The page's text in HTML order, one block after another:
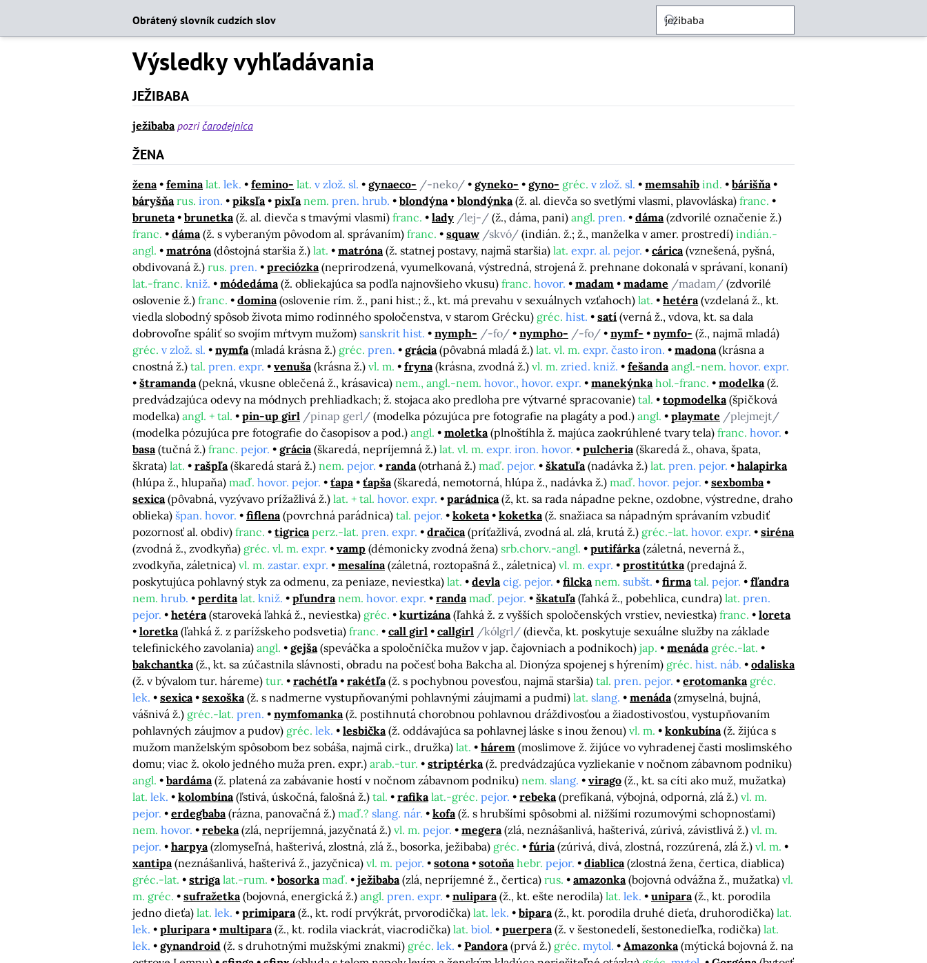
Obrátený slovník cudzích slov
Výsledky vyhľadávania
JEŽIBABA
ježibaba pozričarodejnica
ŽENA
žena femina lat. lek. femino- lat. v zlož. sl. gynaeco- /-neko/ gyneko- gyno- gréc. v zlož. sl. memsahib ind.
bárišňa
báryšňa rus. iron. piksľa pixľa nem. pren. hrub. blondýna blondýnka (ž. al. dievča so svetlými vlasmi, plavovláska) franc.
bruneta
brunetka (ž. al. dievča s tmavými vlasmi) franc. lady /lej-/ (ž., dáma, pani) angl. pren. dáma (zdvorilé označenie ž.)
franc.
dáma (ž. s vyberaným pôvodom al. správaním) franc. squaw /skvó/ (indián. ž.; ž., manželka v amer. prostredí) indián.-
angl.
matróna (dôstojná staršia ž.) lat. matróna (ž. statnej postavy, najmä staršia) lat. expr. al. pejor. cárica (vznešená, pyšná,
obdivovaná ž.) rus. pren. preciózka (neprirodzená, vyumelkovaná, výstredná, strojená ž. prehnane dokonalá v správaní, konaní)
lat.-franc. kniž. módedáma (ž. obliekajúca sa podľa najnovšieho vkusu) franc. hovor. madam madame /madam/ (zdvorilé
oslovenie ž.) franc. domina (oslovenie rím. ž., pani hist.; ž., kt. má prevahu v sexuálnych vzťahoch) lat. hetéra (vzdelaná ž., kt.
viedla slobodný spôsob života mimo rodinného spoločenstva, v starom Grécku) gréc. hist. satí (verná ž., vdova, kt. sa dala
dobrovoľne spáliť so svojím mŕtvym mužom) sanskrit hist. nymph- /-fo/ nympho- /-fo/ nymf- nymfo- (ž., najmä mladá)
gréc. v zlož. sl. nymfa (mladá krásna ž.) gréc. pren. grácia (pôvabná mladá ž.) lat. vl. m. expr. často iron. madona (krásna a
cnostná ž.) tal. pren. expr. venuša (krásna ž.) vl. m. fryna (krásna, zvodná ž.) vl. m. zried. kniž. fešanda angl.-nem. hovor. expr.
štramanda (pekná, vkusne oblečená ž., krásavica) nem., angl.-nem. hovor., hovor. expr. manekýnka hol.-franc. modelka (ž.
predvádzajúca odevy na módnych prehliadkach; ž. stojaca ako predloha pre výtvarné spracovanie) tal. topmodelka (špičková
modelka) angl. + tal. pin-up girl /pinap gerl/ (modelka pózujúca pre fotografie na plagáty a pod.) angl. playmate /plejmejt/
(modelka pózujúca pre fotografie do časopisov a pod.) angl. moletka (plnoštíhla ž. majúca zaokrúhlené tvary tela) franc. hovor.
basa (tučná ž.) franc. pejor. grácia (škaredá, nepríjemná ž.) lat. vl. m. expr. iron. hovor. pulcheria (škaredá ž., ohava, špata,
škrata) lat. rašpľa (škaredá stará ž.) nem. pejor. randa (otrhaná ž.) maď. pejor. škatuľa (nadávka ž.) lat. pren. pejor.
halapirka
(hlúpa ž., hlupaňa) maď. hovor. pejor. ťapa ťapša (škaredá, nemotorná, hlúpa ž., nadávka ž.) maď. hovor. pejor.
sexbomba
sexica (pôvabná, vyzývavo prížažlivá ž.) lat. + tal. hovor. expr. parádnica (ž, kt. sa rada nápadne pekne, ozdobne, výstredne, draho
oblieka) špan. hovor. fiflena (povrchná parádnica) tal. pejor. koketa koketka (ž. snažiaca sa nápadným správaním vzbudiť
pozornosť al. obdiv) franc. tigrica perz.-lat. pren. expr. dračica (príťažlivá, zvodná al. zlá, krutá ž.) gréc.-lat. hovor. expr.
siréna
(zvodná ž., zvodkyňa) gréc. vl. m. expr. vamp (démonicky zvodná žena) srb.chorv.-angl. putifárka (záletná, neverná ž.,
zvodkyňa, záletnica) vl. m. zastar. expr. mesalína (záletná, roztopašná ž., záletnica) vl. m. expr. prostitútka (predajná ž.
poskytujúca pohlavný styk za odmenu, za peniaze, neviestka) lat. devla cig. pejor. filcka nem. subšt. firma tal. pejor.
fľandra
nem. hrub. perdita lat. kniž. pľundra nem. hovor. expr. randa maď. pejor. škatuľa (ľahká ž., pobehlica, cundra) lat. pren.
pejor.
hetéra (staroveká ľahká ž., neviestka) gréc. kurtizána (ľahká ž. z vyšších spoločenských vrstiev, neviestka) franc.
loreta
loretka (ľahká ž. z parížskeho podsvetia) franc. call girl callgirl /kólgrl/ (dievča, kt. poskytuje sexuálne služby na základe
telefinického zavolania) angl. gejša (speváčka a spoločníčka mužov v jap. čajovniach a podnikoch) jap. menáda gréc.-lat.
bakchantka (ž., kt. sa zúčastnila slávnosti, obradu na počesť boha Bakcha al. Dionýza spojenej s hýrením) gréc. hist. náb.
odaliska
(ž. v bývalom tur. háreme) tur. rachétľa rakétľa (ž. s pochybnou povesťou, najmä staršia) tal. pren. pejor. erotomanka gréc.
lek.
sexica sexoška (ž. s nadmerne vystupňovanými pohlavnými záujmami a pudmi) lat. slang. menáda (zmyselná, bujná,
vášnivá ž.) gréc.-lat. pren. nymfomanka (ž. postihnutá chorobnou pohlavnou dráždivosťou a žiadostivosťou, vystupňovaním
pohlavných záujmov a pudov) gréc. lek. lesbička (ž. oddávajúca sa pohlavnej láske s inou ženou) vl. m. konkubína (ž. žijúca s
mužom manželským spôsobom bez sobáša, najmä cirk., družka) lat. hárem (moslimove ž. žijúce vo vyhradenej časti moslimského
domu; viac ž. okolo jedného muža pren. expr.) arab.-tur. striptérka (ž. predvádzajúca vyzliekanie v nočnom zábavnom podniku)
angl.
bardáma (ž. platená za zabávanie hostí v nočnom zábavnom podniku) nem. slang. virago (ž., kt. sa cíti ako muž, mužatka)
lat. lek. kolombína (ľstivá, úskočná, falošná ž.) tal. rafika lat.-gréc. pejor. rebeka (prefíkaná, výbojná, odporná, zlá ž.) vl. m.
pejor.
erdegbaba (rázna, panovačná ž.) maď.? slang. nár. kofa (ž. s hrubšími spôsobmi al. nižšími rozumovými schopnosťami)
nem. hovor. rebeka (zlá, nepríjemná, jazyčnatá ž.) vl. m. pejor. megera (zlá, neznášanlivá, hašterivá, zúrivá, závistlivá ž.) vl. m.
pejor.
harpya (zlomyseľná, hašterivá, zlostná, zlá ž., bosorka, ježibaba) gréc. fúria (zúrivá, divá, zlostná, rozzúrená, zlá ž.) vl. m.
xantipa (neznášanlivá, hašterivá ž., jazyčnica) vl. m. pejor. sotona sotoňa hebr. pejor. diablica (zlostná žena, čertica, diablica)
gréc.-lat.
striga lat.-rum. bosorka maď. ježibaba (zlá, nepríjemné ž., čertica) rus. amazonka (bojovná odvážna ž., mužatka) vl.
m. gréc.
sufražetka (bojovná, energická ž.) angl. pren. expr. nulipara (ž., kt. ešte nerodila) lat. lek. unipara (ž., kt. porodila
jedno dieťa) lat. lek. primipara (ž., kt. rodí prvýkrát, prvorodička) lat. lek. bipara (ž., kt. porodila druhé dieťa, druhorodička) lat.
lek.
pluripara multipara (ž., kt. rodila viackrát, viacrodička) lat. biol. puerpera (ž. v šestonedelí, šestonedieľka, rodička) lat.
lek.
gynandroid (ž. s druhotnými mužskými znakmi) gréc. lek. Pandora (prvá ž.) gréc. mytol. Amazonka (mýtická bojovná ž. na